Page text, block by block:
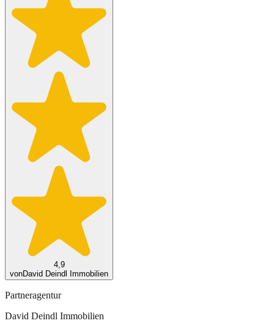
4,9
vonDavid Deindl Immobilien
Partneragentur
David Deindl Immobilien